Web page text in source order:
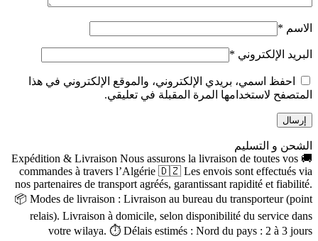
الاسم *
البريد الإلكتروني *
احفظ اسمي، بريدي الإلكتروني، والموقع الإلكتروني في هذا
المتصفح لاستخدامها المرة المقبلة في تعليقي.
الشحن و التسليم
🚚 Expédition & Livraison Nous assurons la livraison de toutes vos
commandes à travers l’Algérie 🇩🇿 Les envois sont effectués via
nos partenaires de transport agréés, garantissant rapidité et fiabilité.
📦 Modes de livraison : Livraison au bureau du transporteur (point
relais). Livraison à domicile, selon disponibilité du service dans
votre wilaya. ⏱ Délais estimés : Nord du pays : 2 à 3 jours